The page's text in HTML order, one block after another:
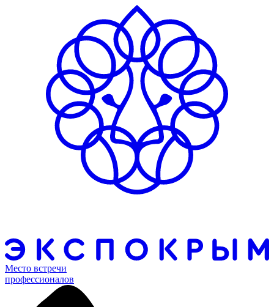
Место встречи
профессионалов